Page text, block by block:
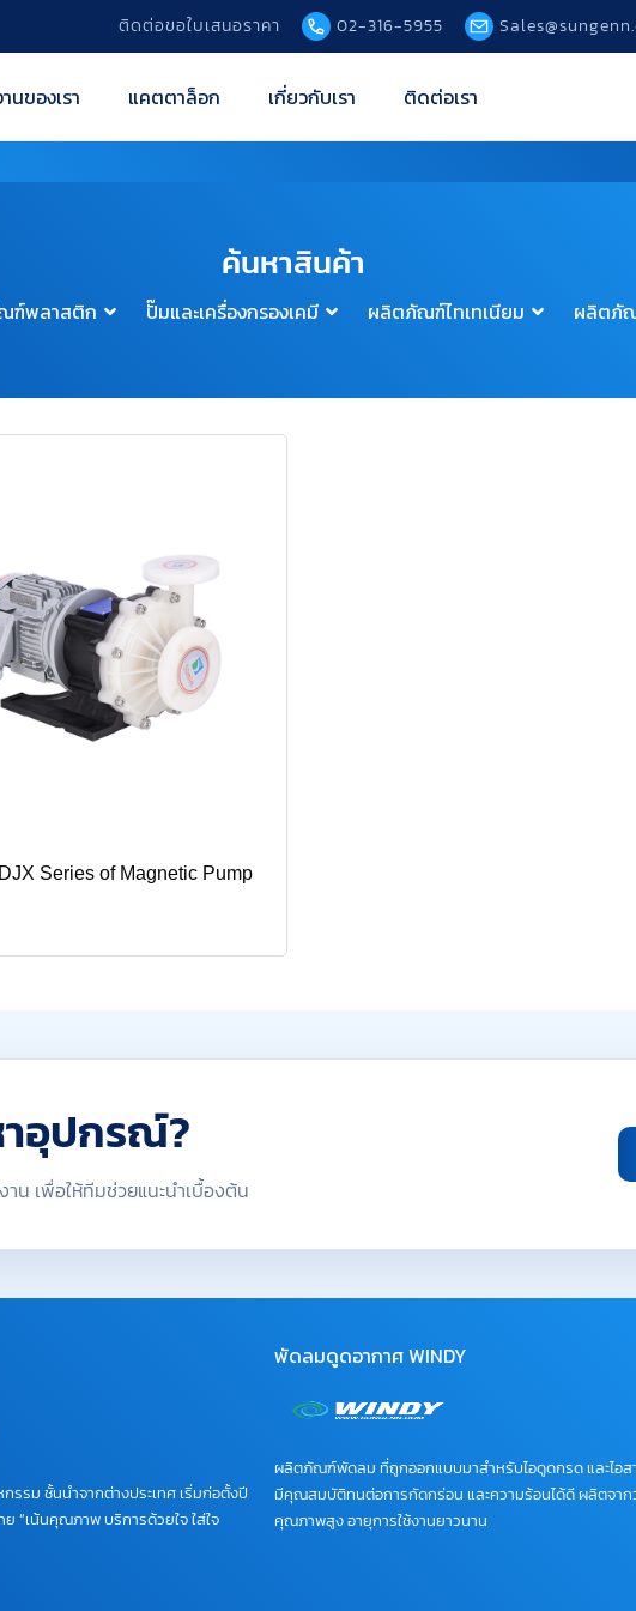
ติดต่อขอใบเสนอราคา 02-316-5955
นของเรา แคตตาล็อก เกี่ยวกับเรา ติดต่อเรา
ค้นหาสินค้า
ฑ์พลาสติก ปั๊มและเครื่องกรองเคมี ผลิตภัณฑ์ไทเทเนียม ผลิตภั
Series of Magnetic Pump
อุปกรณ์?
น เพื่อให้ทีมช่วยแนะนำเบื้องต้น
รรม ชั้นนำจากต่างประเทศ เริ่มก่อตั้งปี
ย “เน้นคุณภาพ บริการด้วยใจ ใส่ใจ
พัดลมดูดอากาศ WINDY
ผลิตภัณฑ์พัดลม ที่ถูกออกแบบมาสำหรับไอดูดกรด และไอส
มีคุณสมบัติทนต่อการกัดกร่อน และความร้อนได้ดี ผลิตจา
คุณภาพสูง อายุการใช้งานยาวนาน